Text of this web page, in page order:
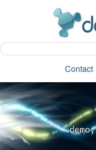
Contact
demo,